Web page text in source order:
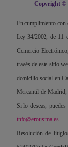
Copyright ©
En cumplimiento con
Ley 34/2002, de 11
Comercio
través de este sitio
domicilio social en
Mercantil de
Si lo deseas,
info@erotisima.es
Resolución de